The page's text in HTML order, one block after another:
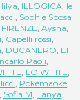
, ILLOGICA, le
, Sophie Sposa
, Aysha,
, Capelli rossi,
, DUCANERO, El
Paoli,
, LO.WHITE,
, Pokemaoke,
, Sofia M, Tanya